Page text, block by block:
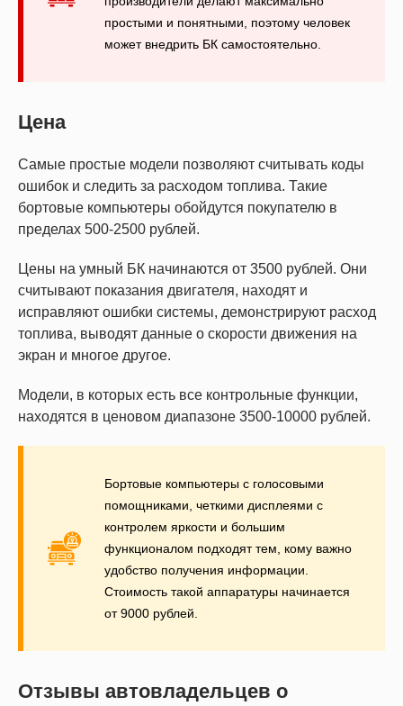
простыми и понятными, поэтому человек
может внедрить БК самостоятельно.
Цена
Самые простые модели позволяют считывать коды
ошибок и следить за расходом топлива. Такие
бортовые компьютеры обойдутся покупателю в
пределах 500-2500 рублей.
Цены на умный БК начинаются от 3500 рублей. Они
считывают показания двигателя, находят и
исправляют ошибки системы, демонстрируют расход
топлива, выводят данные о скорости движения на
экран и многое другое.
Модели, в которых есть все контрольные функции,
находятся в ценовом диапазоне 3500-10000 рублей.
Бортовые компьютеры с голосовыми
помощниками, четкими дисплеями с
контролем яркости и большим
функционалом подходят тем, кому важно
удобство получения информации.
Стоимость такой аппаратуры начинается
от 9000 рублей.
Отзывы автовладельцев о